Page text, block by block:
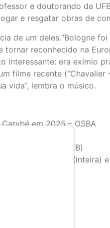
e doutorando da
e resgatar obras de
de um deles.“Bologne
tornar reconhecido na
interessante: era exímio
filme recente
vida”, lembra o músico.
em 2025 – OSBA
(prédio do IRDEB)
valores de R$20 (inteira)